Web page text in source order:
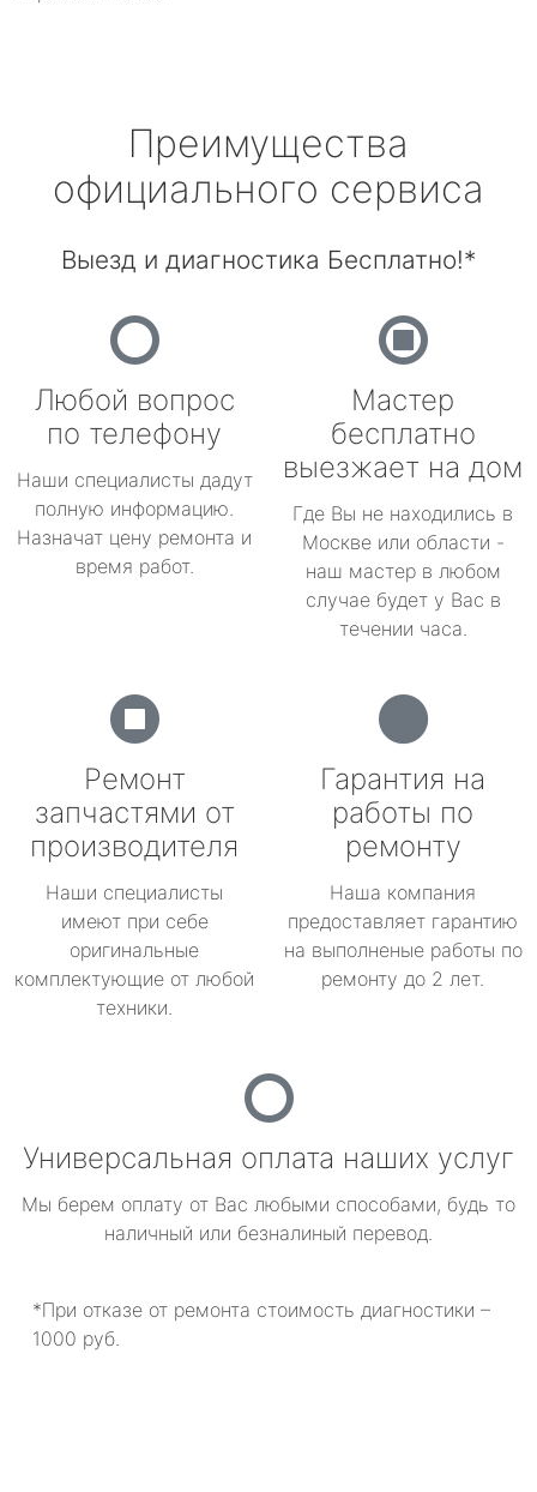
Преимущества
официального сервиса
Выезд и диагностика Бесплатно!*
Любой вопрос
по телефону
Наши специалисты дадут
полную информацию.
Назначат цену ремонта и
время работ.
Мастер
бесплатно
выезжает на дом
Где Вы не находились в
Москве или области -
наш мастер в любом
случае будет у Вас в
течении часа.
Ремонт
запчастями от
производителя
Наши специалисты
имеют при себе
оригинальные
комплектующие от любой
техники.
Гарантия на
работы по
ремонту
Наша компания
предоставляет гарантию
на выполненые работы по
ремонту до 2 лет.
Универсальная оплата наших услуг
Мы берем оплату от Вас любыми способами, будь то
наличный или безналиный перевод.
*При отказе от ремонта стоимость диагностики –
1000 руб.